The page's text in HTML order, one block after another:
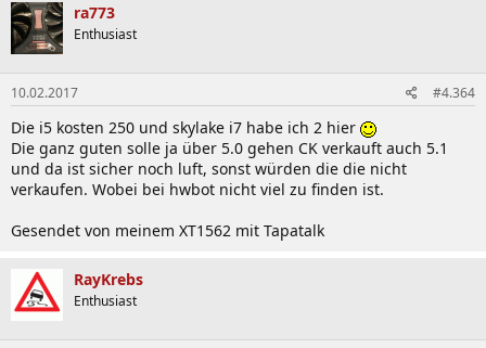
ra773
Enthusiast
10.02.2017 #4.364
Die i5 kosten 250 und skylake i7 habe ich 2 hier
Die ganz guten solle ja über 5.0 gehen CK verkauft auch 5.1
und da ist sicher noch luft, sonst würden die die nicht
verkaufen. Wobei bei hwbot nicht viel zu finden ist.
Gesendet von meinem XT1562 mit Tapatalk
RayKrebs
Enthusiast